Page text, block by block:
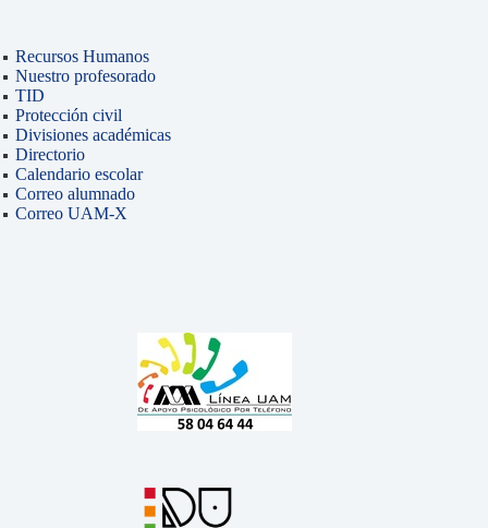
Recursos Humanos
Nuestro profesorado
TID
Protección civil
Divisiones académicas
Directorio
Calendario escolar
Correo alumnado
Correo UAM-X